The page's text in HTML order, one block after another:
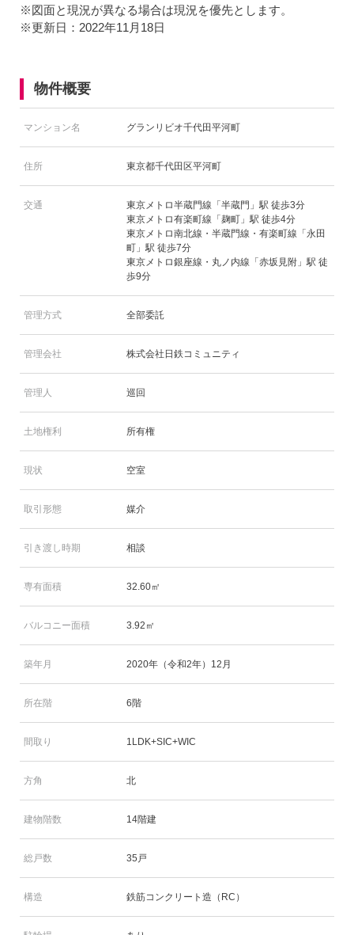
※図面と現況が異なる場合は現況を優先とします。
※更新日：2022年11月18日
物件概要
マンション名 グランリビオ千代田平河町
住所 東京都千代田区平河町
交通
東京メトロ半蔵門線「半蔵門」駅 徒歩3分
東京メトロ有楽町線「麹町」駅 徒歩4分
東京メトロ南北線・半蔵門線・有楽町線「永田
町」駅 徒歩7分
東京メトロ銀座線・丸ノ内線「赤坂見附」駅 徒
歩9分
管理方式 全部委託
管理会社 株式会社日鉄コミュニティ
管理人 巡回
土地権利 所有権
現状 空室
取引形態 媒介
引き渡し時期 相談
専有面積 32.60㎡
バルコニー面積 3.92㎡
築年月 2020年（令和2年）12月
所在階 6階
間取り 1LDK+SIC+WIC
方角 北
建物階数 14階建
総戸数 35戸
構造 鉄筋コンクリート造（RC）